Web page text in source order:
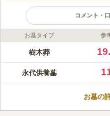
コメント・
ライフドット編集部のコメント
満願寺は「迦羅陀山千蔵
供養付きの区画を2018年
ず、すべてのお墓が年間
お任せいただけます。
みんなの評価
3.5
お墓タイプ 参
樹木葬
永代供養墓
お墓の